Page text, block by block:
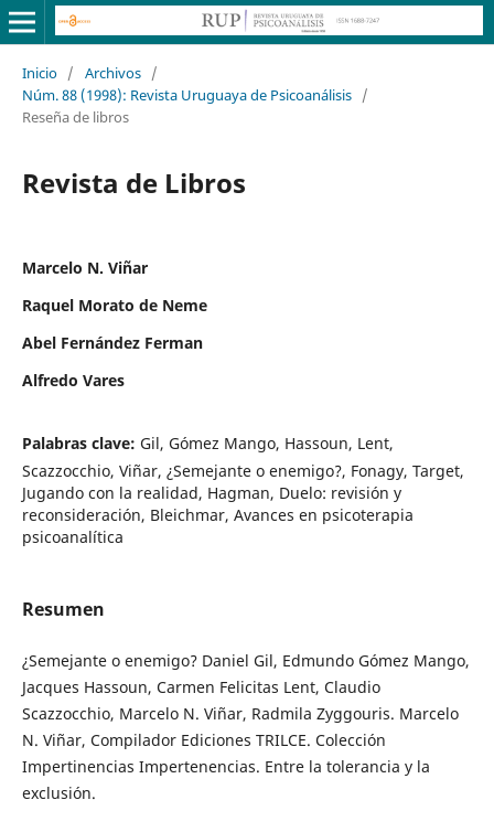
Inicio / Archivos /
Núm. 88 (1998): Revista Uruguaya de Psicoanálisis /
Reseña de libros
Revista de Libros
Marcelo N. Viñar
Raquel Morato de Neme
Abel Fernández Ferman
Alfredo Vares
Palabras clave: Gil, Gómez Mango, Hassoun, Lent,
Scazzocchio, Viñar, ¿Semejante o enemigo?, Fonagy, Target,
Jugando con la realidad, Hagman, Duelo: revisión y
reconsideración, Bleichmar, Avances en psicoterapia
psicoanalítica
Resumen
¿Semejante o enemigo? Daniel Gil, Edmundo Gómez Mango,
Jacques Hassoun, Carmen Felicitas Lent, Claudio
Scazzocchio, Marcelo N. Viñar, Radmila Zyggouris. Marcelo
N. Viñar, Compilador Ediciones TRILCE. Colección
Impertinencias Impertenencias. Entre la tolerancia y la
exclusión.